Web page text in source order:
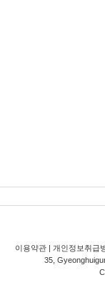
이용약관 | 개인정보취급
35,